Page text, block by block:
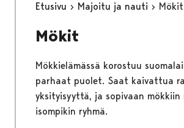
Etusivu Majoitu ja nauti Mökit
Mökit
Mökkielämässä korostuu
parhaat puolet. Saat kaivattua
yksityisyyttä, ja sopivaan
isompikin ryhmä.